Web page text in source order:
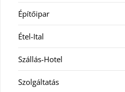
Építőipar
Étel-Ital
Szállás-Hotel
Szolgáltatás